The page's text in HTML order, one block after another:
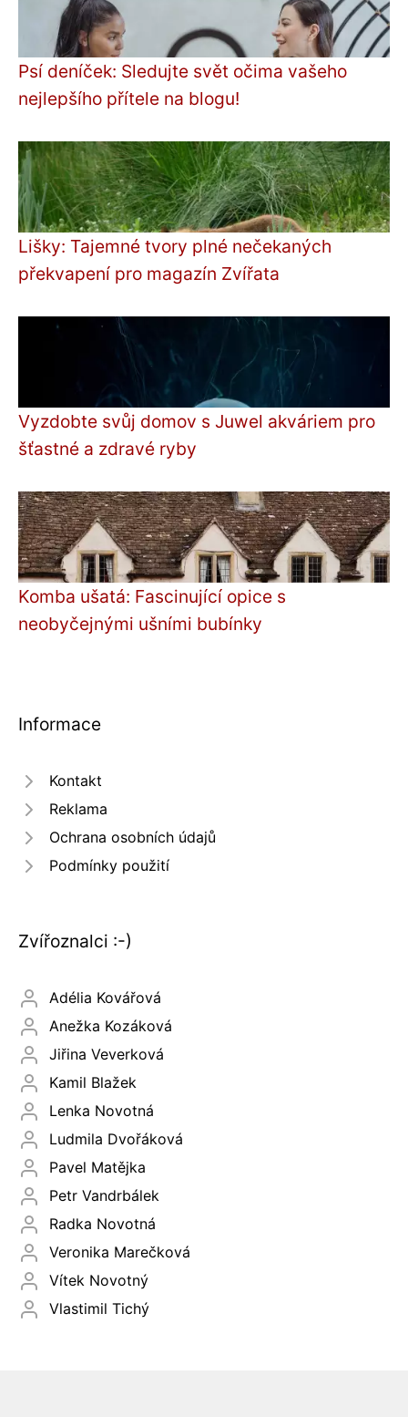
Psí deníček: Sledujte svět očima vašeho
nejlepšího přítele na blogu!
Lišky: Tajemné tvory plné nečekaných
překvapení pro magazín Zvířata
Vyzdobte svůj domov s Juwel akváriem pro
šťastné a zdravé ryby
Komba ušatá: Fascinující opice s
neobyčejnými ušními bubínky
Informace
Kontakt
Reklama
Ochrana osobních údajů
Podmínky použití
Zvířoznalci :-)
Adélia Kovářová
Anežka Kozáková
Jiřina Veverková
Kamil Blažek
Lenka Novotná
Ludmila Dvořáková
Pavel Matějka
Petr Vandrbálek
Radka Novotná
Veronika Marečková
Vítek Novotný
Vlastimil Tichý